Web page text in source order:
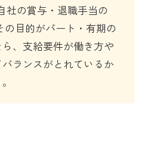
社の賞与・退職手当の
の目的がパート・有期の
、支給要件が働き方や
ランスがとれているか